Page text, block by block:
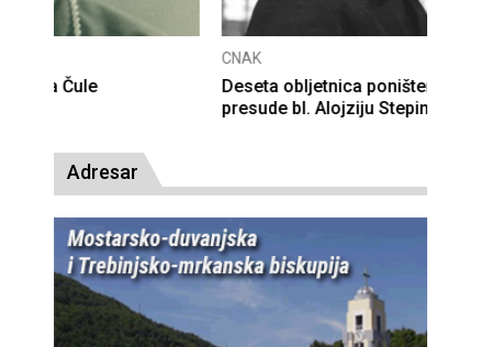
Deseta obljetnica poništenja komunističke
presude bl. Alojziju Stepincu
Adresar